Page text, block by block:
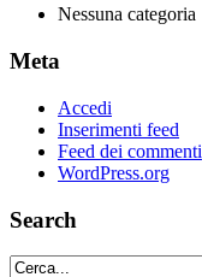
Nessuna categoria
Meta
Accedi
Inserimenti feed
Feed dei commenti
WordPress.org
Search